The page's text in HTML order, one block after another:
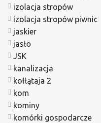
izolacja stropów
izolacja stropów piwnic
jaskier
jasło
JSK
kanalizacja
kołłątaja 2
kom
kominy
komórki gospodarcze